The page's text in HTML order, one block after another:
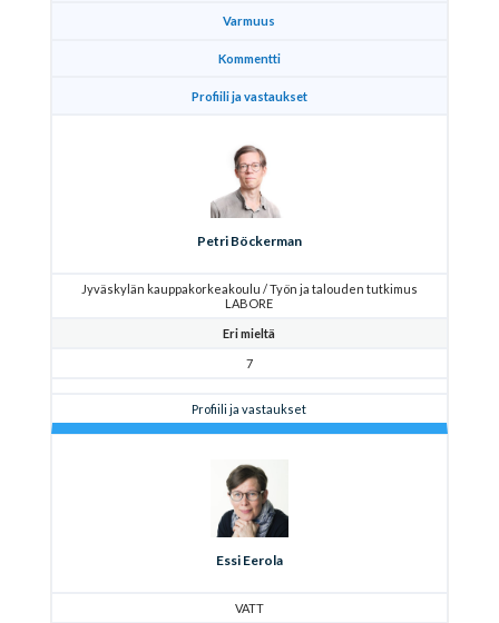
Varmuus
Kommentti
Profiili ja vastaukset
Petri Böckerman
Jyväskylän kauppakorkeakoulu / Työn ja talouden tutkimus
LABORE
Eri mieltä
7
Profiili ja vastaukset
Essi Eerola
VATT